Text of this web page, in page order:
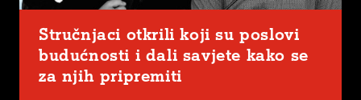
Stručnjaci otkrili koji su poslovi
budućnosti i dali savjete kako se
za njih pripremiti